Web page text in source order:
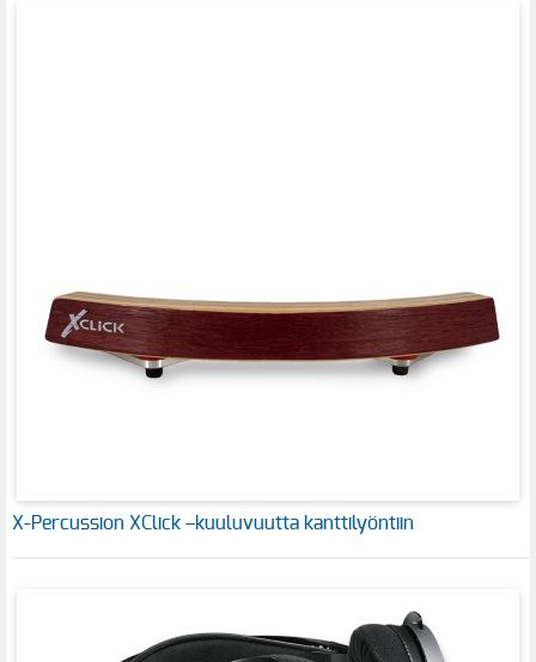
X-Percussion XClick –kuuluvuutta kanttilyöntiin